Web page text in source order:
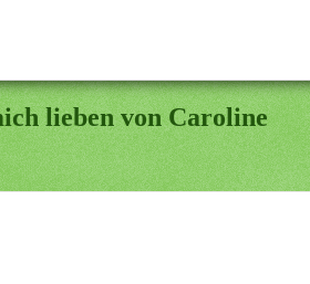
lieben von Caroline